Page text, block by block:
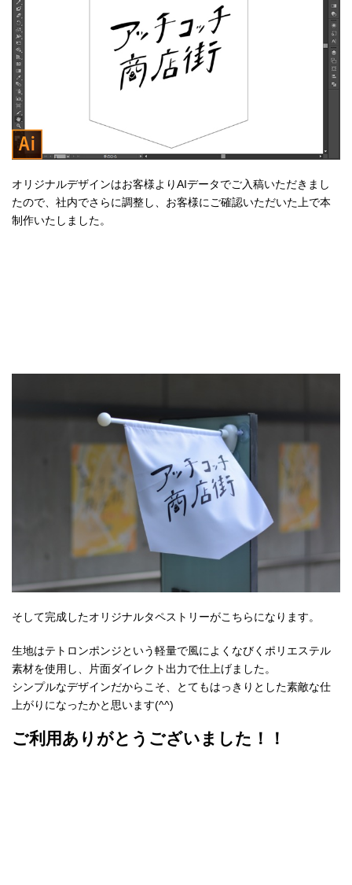
オリジナルデザインはお客様よりAIデータでご入稿いただきまし
たので、社内でさらに調整し、お客様にご確認いただいた上で本
制作いたしました。
そして完成したオリジナルタペストリーがこちらになります。
生地はテトロンポンジという軽量で風によくなびくポリエステル
素材を使用し、片面ダイレクト出力で仕上げました。
シンプルなデザインだからこそ、とてもはっきりとした素敵な仕
上がりになったかと思います(^^)
ご利用ありがとうございました！！